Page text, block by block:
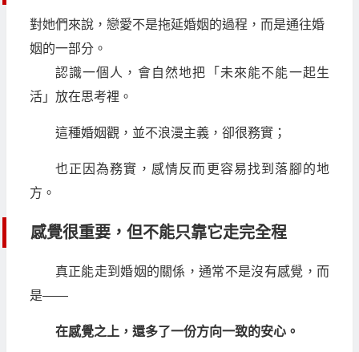
對她們來說，戀愛不是拖延婚姻的過程，而是通往婚
姻的一部分。
認識一個人，會自然地把「未來能不能一起生
活」放在思考裡。
這種婚姻觀，並不浪漫主義，卻很務實；
也正因為務實，感情反而更容易找到落腳的地
方。
感覺很重要，但不能只靠它走完全程
真正能走到婚姻的關係，通常不是沒有感覺，而
是——
在感覺之上，還多了一份方向一致的安心。